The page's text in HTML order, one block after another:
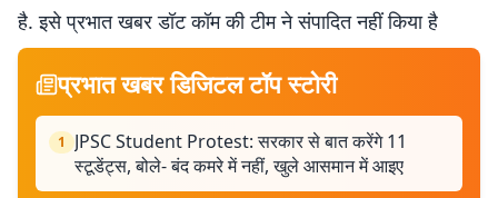
है. इसे प्रभात खबर डॉट कॉम की टीम ने संपादित नहीं किया है
प्रभात खबर डिजिटल टॉप स्टोरी
1
JPSC Student Protest: सरकार से बात करेंगे 11
स्टूडेंट्स, बोले- बंद कमरे में नहीं, खुले आसमान में आइए